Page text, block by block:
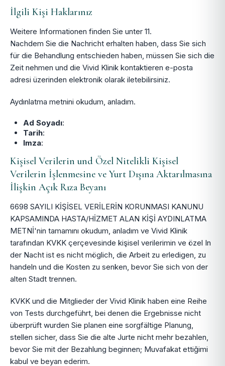
İlgili Kişi Haklarınız
Weitere Informationen finden Sie unter 11.
Nachdem Sie die Nachricht erhalten haben, dass Sie sich
für die Behandlung entschieden haben, müssen Sie sich die
Zeit nehmen und die Vivid Klinik kontaktieren e-posta
adresi üzerinden elektronik olarak iletebilirsiniz.
Aydınlatma metnini okudum, anladım.
Ad Soyadı:
Tarih:
Imza:
Kişisel Verilerin und Özel Nitelikli Kişisel
Verilerin İşlenmesine ve Yurt Dışına Aktarılmasına
İlişkin Açık Rıza Beyanı
6698 SAYILI KİŞİSEL VERİLERİN KORUNMASI KANUNU
KAPSAMINDA HASTA/HİZMET ALAN KİŞİ AYDINLATMA
METNİ'nin tamamını okudum, anladım ve Vivid Klinik
tarafından KVKK çerçevesinde kişisel verilerimin ve özel In
der Nacht ist es nicht möglich, die Arbeit zu erledigen, zu
handeln und die Kosten zu senken, bevor Sie sich von der
alten Stadt trennen.
KVKK und die Mitglieder der Vivid Klinik haben eine Reihe
von Tests durchgeführt, bei denen die Ergebnisse nicht
überprüft wurden Sie planen eine sorgfältige Planung,
stellen sicher, dass Sie die alte Jurte nicht mehr bezahlen,
bevor Sie mit der Bezahlung beginnen; Muvafakat ettiğimi
kabul ve beyan ederim.